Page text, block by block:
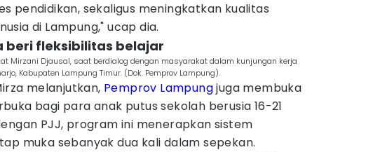
pendidikan, sekaligus meningkatkan kualitas
di Lampung," ucap dia.
beri fleksibilitas belajar
Mirzani Djausal, saat berdialog dengan masyarakat dalam kunjungan kerja
Kabupaten Lampung Timur. (Dok. Pemprov Lampung).
melanjutkan, Pemprov Lampungjuga membuka
bagi para anak putus sekolah berusia 16-21
PJJ, program ini menerapkan sistem
muka sebanyak dua kali dalam sepekan.